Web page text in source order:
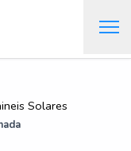
Solares